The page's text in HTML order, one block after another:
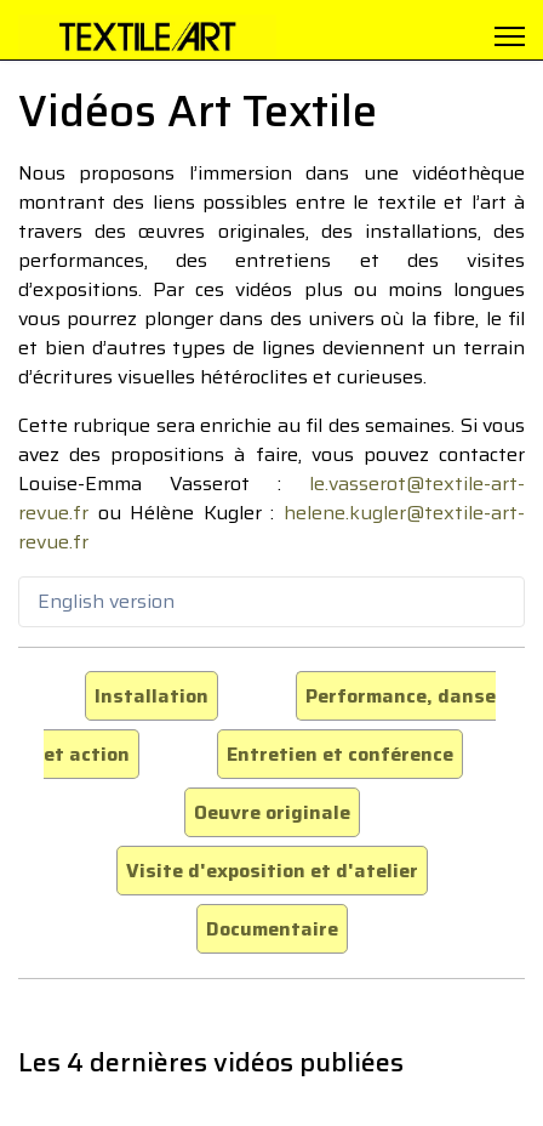
Vidéos Art Textile
Nous proposons l’immersion dans une vidéothèque
montrant des liens possibles entre le textile et l’art à
travers des œuvres originales, des installations, des
performances, des entretiens et des visites
d’expositions. Par ces vidéos plus ou moins longues
vous pourrez plonger dans des univers où la fibre, le fil
et bien d’autres types de lignes deviennent un terrain
d’écritures visuelles hétéroclites et curieuses.
Cette rubrique sera enrichie au fil des semaines. Si vous
avez des propositions à faire, vous pouvez contacter
Louise-Emma Vasserot : le.vasserot@textile-art-
revue.fr ou Hélène Kugler : helene.kugler@textile-art-
revue.fr
English version
Installation
Performance, danse
et action
Entretien et conférence
Oeuvre originale
Visite d'exposition et d'atelier
Documentaire
Les 4 dernières vidéos publiées